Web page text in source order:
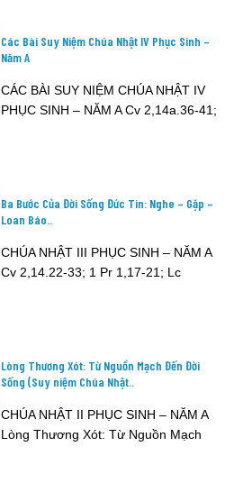
Các Bài Suy Niệm Chúa Nhật IV Phục Sinh –
Năm A
CÁC BÀI SUY NIỆM CHÚA NHẬT IV
PHỤC SINH – NĂM A Cv 2,14a.36-41;
Ba Bước Của Đời Sống Đức Tin: Nghe – Gặp –
Loan Báo..
CHÚA NHẬT III PHỤC SINH – NĂM A
Cv 2,14.22-33; 1 Pr 1,17-21; Lc
Lòng Thương Xót: Từ Nguồn Mạch Đến Đời
Sống (Suy niệm Chúa Nhật..
CHÚA NHẬT II PHỤC SINH – NĂM A
Lòng Thương Xót: Từ Nguồn Mạch